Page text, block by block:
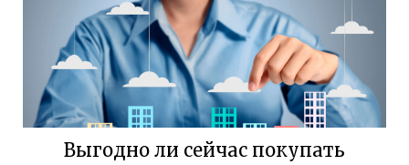
Выгодно ли сейчас покупать